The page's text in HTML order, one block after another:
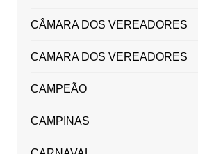
CÂMARA DOS VEREADORES
CAMARA DOS VEREADORES
CAMPEÃO
CAMPINAS